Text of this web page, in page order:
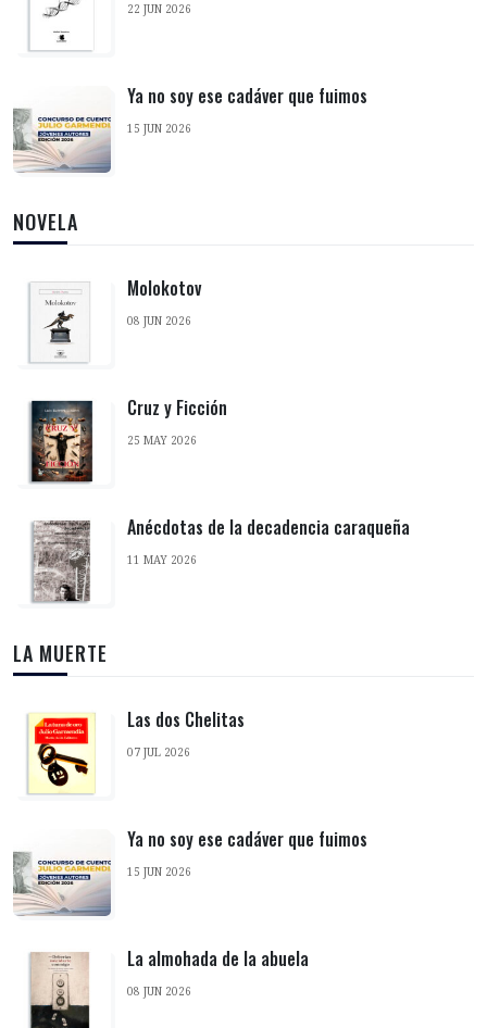
22 JUN 2026
Ya no soy ese cadáver que fuimos
15 JUN 2026
NOVELA
Molokotov
08 JUN 2026
Cruz y Ficción
25 MAY 2026
Anécdotas de la decadencia caraqueña
11 MAY 2026
LA MUERTE
Las dos Chelitas
07 JUL 2026
Ya no soy ese cadáver que fuimos
15 JUN 2026
La almohada de la abuela
08 JUN 2026